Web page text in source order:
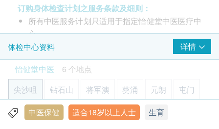
疗程内容：
体质详细评估
4节问诊、12剂中药
4节针灸保健疗程(按体质需要进行)
附助孕工具包，首次购买将获送体温计
*如顾客购买助孕疗程(针灸及内科调养)但不适宜进行
针灸治疗，会按比例转为内科调养服务(1节针灸相等
于3剂药，最多12剂)。
疗程程序：
订购身体检查计划之服务条款及细则：
所有中医服务计划只适用于指定怡健堂中医医疗中
心。
除特别注明外，所有中医保健计划均适用于18岁或
以上人士，如18岁或以下人士欲接受治疗，其家长
或监护人需签订同意书以作同意接受相关治疗。
客户须于2日前致电怡健堂中医医疗中心预约。预
约电话：5375 2363
所有计划有效期为购买日起6个月，客户必须于6个
月内 (由确认付款日期起计) 接受有关中医疗程，逾
体检中心资料
详情
怡健堂中医
6 个地点
尖沙咀
钻石山 将军澳 葵涌 元朗 屯门
尖沙咀美丽华广场一期B1地库B132号铺
中医保健 适合18岁以上人士 生育